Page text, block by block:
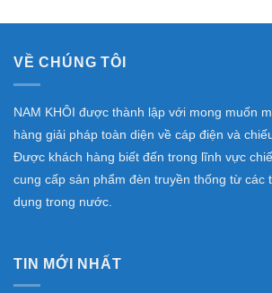
VỀ CHÚNG TÔI
NAM KHÔI được thành lập với mong muốn
hàng giải pháp toàn diện về cáp điện và
Được khách hàng biết đến trong lĩnh vực
cung cấp sản phẩm đèn truyền thống từ các
dụng trong nước.
TIN MỚI NHẤT